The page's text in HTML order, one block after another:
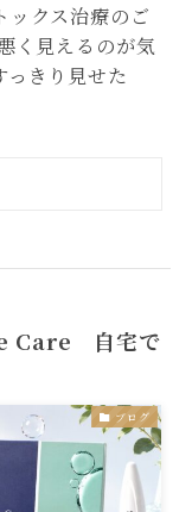
ックス治療のご
く見えるのが気
っきり見せた
Care 自宅で
ブログ